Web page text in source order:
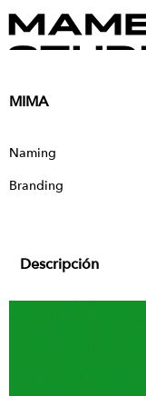
MIMA
Naming
Branding
Descripción